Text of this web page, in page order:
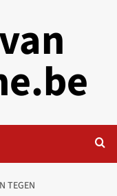
TEGEN